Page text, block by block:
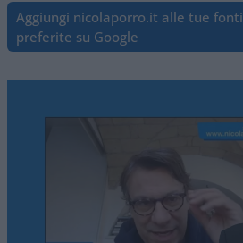
Aggiungi nicolaporro.it alle tue fonti
preferite su Google